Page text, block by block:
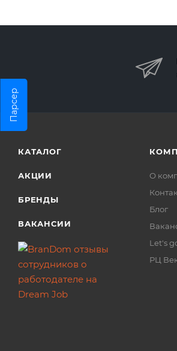
Парсер
КАТАЛОГ
АКЦИИ
БРЕНДЫ
ВАКАНСИИ
О
Блог
Let's
РЦ